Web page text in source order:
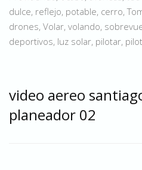
dulce, reflejo, potable, cerro,
drones, Volar, volando,
deportivos, luz solar, pilotar,
video aereo
planeador 02